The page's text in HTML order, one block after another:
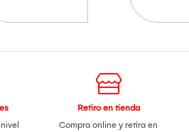
Retiro en tienda
Compra online y retira en